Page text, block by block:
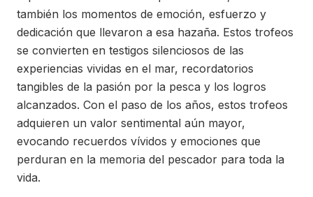
también los momentos de emoción, esfuerzo y
dedicación que llevaron a esa hazaña. Estos trofeos
se convierten en testigos silenciosos de las
experiencias vividas en el mar, recordatorios
tangibles de la pasión por la pesca y los logros
alcanzados. Con el paso de los años, estos trofeos
adquieren un valor sentimental aún mayor,
evocando recuerdos vívidos y emociones que
perduran en la memoria del pescador para toda la
vida.